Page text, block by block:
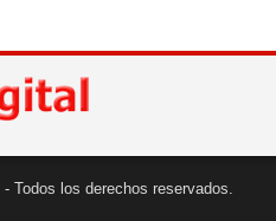
Todos los derechos reservados.